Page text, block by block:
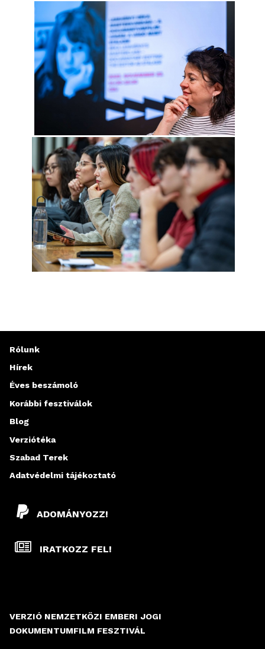
VERZIÓ NEMZETKÖZI EMBERI JOGI
DOKUMENTUMFILM FESZTIVÁL
ADOMÁNYOZZ!
IRATKOZZ FEL!
Rólunk
Hírek
Éves beszámoló
Korábbi fesztiválok
Blog
Verziótéka
Szabad Terek
Adatvédelmi tájékoztató